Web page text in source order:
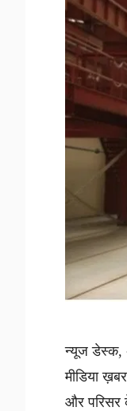
न्यूज डेस्क,
मीडिया
और परिसर